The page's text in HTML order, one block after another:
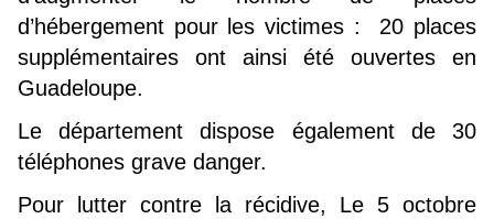
d’hébergement pour les victimes : 20 places
supplémentaires ont ainsi été ouvertes en
Guadeloupe.
Le département dispose également de 30
téléphones grave danger.
Pour lutter contre la récidive, Le 5 octobre